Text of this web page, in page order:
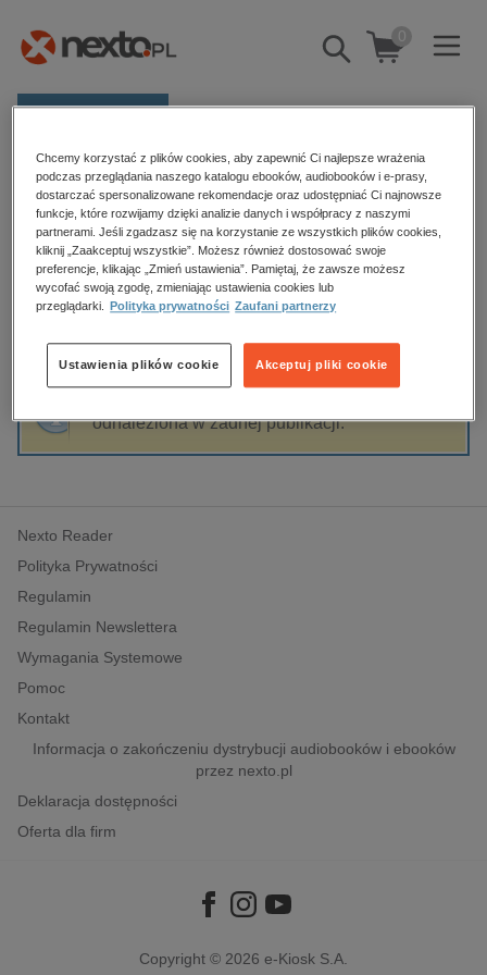
Pokaż/schowaj
wyszukiwarkę
0
Kategorie
Zobacz wszystkie E-prasa
budownictwo, aranżacja wnętrz
biznesowe, branżowe, gospodarka
dzienniki
edukacja
hobby, sport, rozrywka
komputery, internet, technologie, informatyka
polityka, społeczno-informacyjne
psychologiczne
inne
popularno-naukowe
historia
Strona główna Agnieszka Kulig
Agnieszka Kulig
Sortowanie Filtrowanie
odnaleziona w żadnej publikacji.
Nexto Reader
Polityka Prywatności
Regulamin
Regulamin Newslettera
Wymagania Systemowe
Pomoc
Kontakt
Informacja o zakończeniu dystrybucji audiobooków i ebooków
przez nexto.pl
Deklaracja dostępności
Oferta dla firm
Copyright © 2026 e-Kiosk S.A.
Chcemy korzystać z plików cookies, aby zapewnić Ci najlepsze wrażenia
podczas przeglądania naszego katalogu ebooków, audiobooków i e-prasy,
dostarczać spersonalizowane rekomendacje oraz udostępniać Ci najnowsze
funkcje, które rozwijamy dzięki analizie danych i współpracy z naszymi
partnerami. Jeśli zgadzasz się na korzystanie ze wszystkich plików cookies,
kliknij „Zaakceptuj wszystkie”. Możesz również dostosować swoje
preferencje, klikając „Zmień ustawienia”. Pamiętaj, że zawsze możesz
wycofać swoją zgodę, zmieniając ustawienia cookies lub
przeglądarki.
Polityka prywatności Zaufani partnerzy
Akceptuj pliki cookie
Ustawienia plików cookie